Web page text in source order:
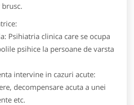
Psihiatria clinica care se ocupa
psihice la persoane de varsta
intervine in cazuri acute:
decompensare acuta a unei
etc.